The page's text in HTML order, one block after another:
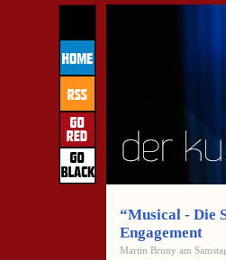
“Musical - Die
Engagement
Martin Bruny am